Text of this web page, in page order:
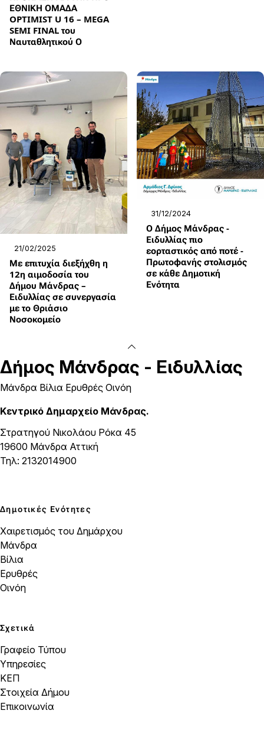
ΕΘΝΙΚΗ ΟΜΑΔΑ
OPTIMIST U 16 – MEGA
SEMI FINAL του
Ναυταθλητικού Ο
21/02/2025
Με επιτυχία διεξήχθη η
12η αιμοδοσία του
Δήμου Μάνδρας –
Ειδυλλίας σε συνεργασία
με το Θριάσιο
Νοσοκομείο
31/12/2024
Ο Δήμος Μάνδρας -
Ειδυλλίας πιο
εορταστικός από ποτέ -
Πρωτοφανής στολισμός
σε κάθε Δημοτική
Ενότητα
Δήμος Μάνδρας - Ειδυλλίας
Μάνδρα Βίλια Ερυθρές Οινόη
Κεντρικό Δημαρχείο Μάνδρας.
Στρατηγού Νικολάου Ρόκα 45
19600 Μάνδρα Αττική
Τηλ: 2132014900
Δημοτικές Ενότητες
Χαιρετισμός του Δημάρχου
Μάνδρα
Βίλια
Ερυθρές
Οινόη
Σχετικά
Γραφείο Τύπου
Υπηρεσίες
ΚΕΠ
Στοιχεία Δήμου
Επικοινωνία